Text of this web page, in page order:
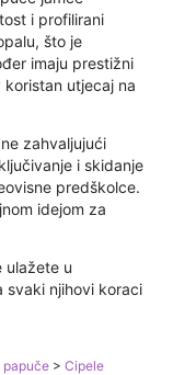
i profilirani
što je
imaju prestižni
utjecaj na
zahvaljujući
i skidanje
predškolce.
idejom za
ulažete u
svaki njihovi koraci
papuče > Cipele